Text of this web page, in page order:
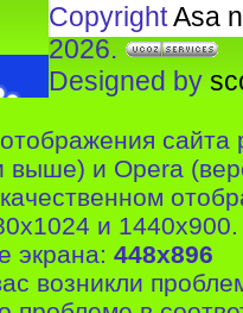
CopyrightAsa
2026.
Designed by
выше) и Opera
и 1440x900.
экрана: 448x896
возникли